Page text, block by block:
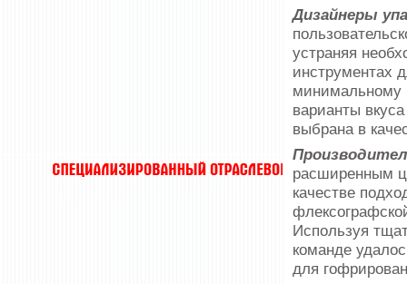
Дизайнеры
устраняя
инструментах
минимальному
варианты
выбрана в
расширенным
качестве
Используя
команде
для